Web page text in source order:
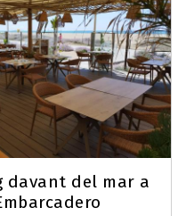
davant del mar a